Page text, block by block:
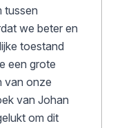
tussen
we beter en
toestand
een grote
van onze
van Johan
om dit